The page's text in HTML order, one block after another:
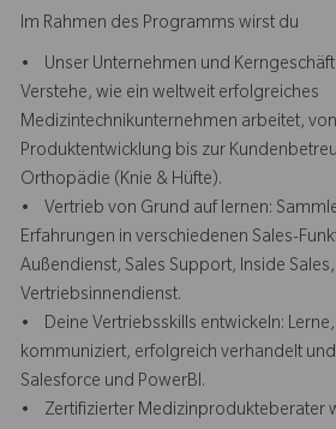
Im Rahmen des Programms wirst du
• Unser Unternehmen und
Verstehe, wie ein weltweit erfolgreiches
Medizintechnikunternehmen arbeitet,
Produktentwicklung bis zur
Orthopädie (Knie & Hüfte).
• Vertrieb von Grund auf lernen:
Erfahrungen in verschiedenen Sales-
Außendienst, Sales Support, Inside
Vertriebsinnendienst.
• Deine Vertriebsskills entwickeln:
kommuniziert, erfolgreich verhandelt
Salesforce und PowerBI.
• Zertifizierter Medizinprodukteberater